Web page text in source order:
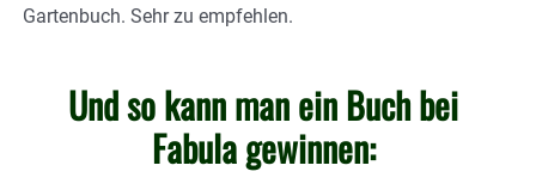
Gartenbuch. Sehr zu empfehlen.
Und so kann man ein Buch bei
Fabula gewinnen: